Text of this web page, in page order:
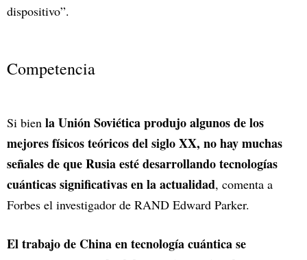
dispositivo”.
Competencia
Si bien la Unión Soviética produjo algunos de los
mejores físicos teóricos del siglo XX, no hay muchas
señales de que Rusia esté desarrollando tecnologías
cuánticas significativas en la actualidad, comenta a
Forbes el investigador de RAND Edward Parker.
El trabajo de China en tecnología cuántica se